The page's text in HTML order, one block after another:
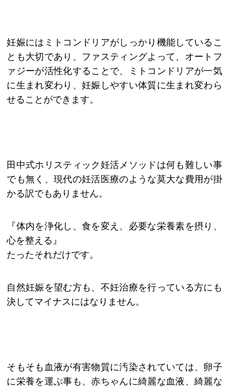
妊娠にはミトコンドリアがしっかり機能しているこ
とも大切であり、ファスティングよって、オートフ
ァジーが活性化することで、ミトコンドリアが一気
に生まれ変わり、妊娠しやすい体質に生まれ変わら
せることができます。
田中式ホリスティック妊活メソッドは何も難しい事
でも無く、現代の妊活医療のような莫大な費用が掛
かる訳でもありません。
『体内を浄化し、食を変え、必要な栄養素を摂り、
心を整える』
たったそれだけです。
自然妊娠を望む方も、不妊治療を行っている方にも
決してマイナスにはなりません。
そもそも血液が有害物質に汚染されていては、卵子
に栄養を運ぶ事も、赤ちゃんに綺麗な血液、綺麗な